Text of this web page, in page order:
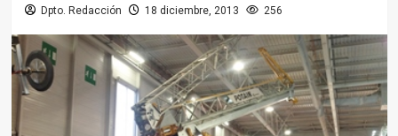
Dpto. Redacción 18 diciembre, 2013 256